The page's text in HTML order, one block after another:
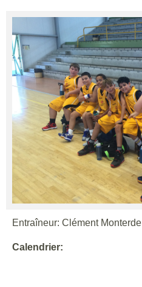
Entraîneur: Clément Monterde
Calendrier: